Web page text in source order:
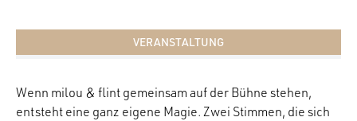
VERANSTALTUNG
Wenn milou & flint gemeinsam auf der Bühne stehen,
entsteht eine ganz eigene Magie. Zwei Stimmen, die sich